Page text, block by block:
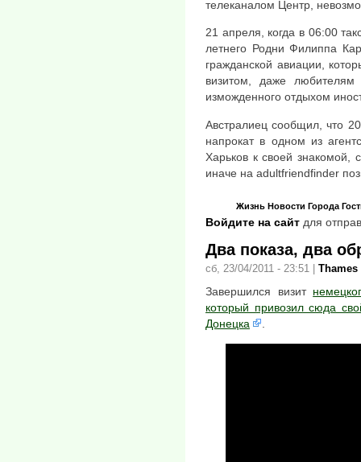
телеканалом Центр,
21 апреля, когда в 06:00
летнего Родни Филиппа
гражданской авиации,
визитом, даже любителям
изможденного отдыхом
Австралиец сообщил, что
напрокат в одном из
Харьков к своей знакомой,
иначе на adultfriendfinder
Жизнь Новости Города
Войдите на сайт для
Два показа, два
сб, 23/04/2011 - 23:51 Thames
Завершился визит
который привозил сюда
Донецка